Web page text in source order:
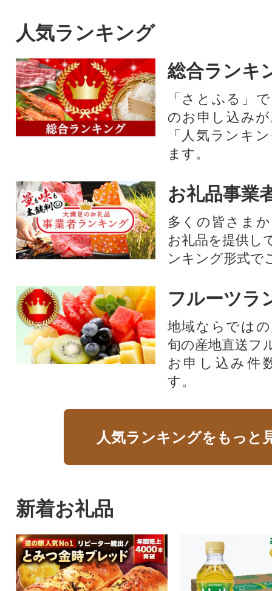
人気ランキング
総合ランキ
「さとふる」
のお申し込み
「人気ランキ
ます。
お礼品事業
多くの皆さま
お礼品を提供し
ンキング形式で
フルーツラ
地域ならでは
旬の産地直送フ
お申し込み件
す。
人気ランキングをもっと
新着お礼品